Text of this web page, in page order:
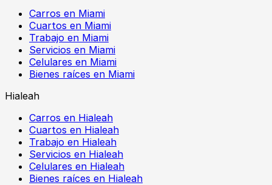
Carros en Miami
Cuartos en Miami
Trabajo en Miami
Servicios en Miami
Celulares en Miami
Bienes raíces en Miami
Hialeah
Carros en Hialeah
Cuartos en Hialeah
Trabajo en Hialeah
Servicios en Hialeah
Celulares en Hialeah
Bienes raíces en Hialeah